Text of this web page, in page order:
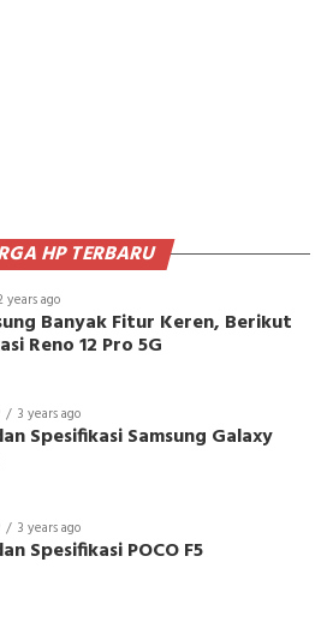
HP TERBARU
years ago
Banyak Fitur Keren, Berikut
Reno 12 Pro 5G
3 years ago
Spesifikasi Samsung Galaxy
3 years ago
Spesifikasi POCO F5